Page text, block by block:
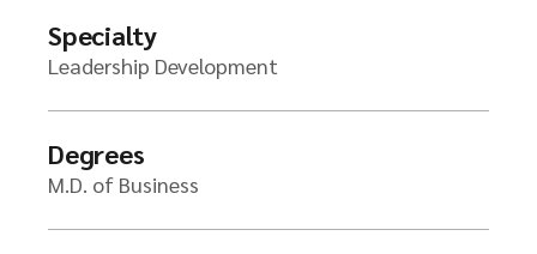
Specialty
Leadership Development
Degrees
M.D. of Business